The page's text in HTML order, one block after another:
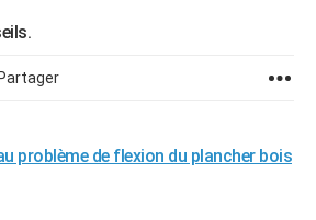
Partager
problème de flexion du plancher bois